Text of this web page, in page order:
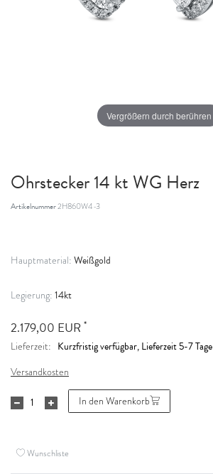
Vergrößern durch berühren
Ohrstecker 14 kt WG Herz
Artikelnummer2H860W4-3
Hauptmaterial: Weißgold
Legierung: 14kt
2.179,00 EUR *
Lieferzeit: Kurzfristig verfügbar, Lieferzeit 5-7 Tage
Versandkosten
In den Warenkorb
Wunschliste